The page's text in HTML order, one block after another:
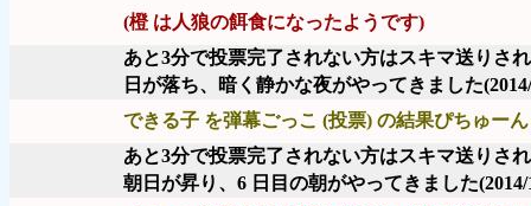
(橙 は人狼の餌食になったようです)
あと3分で投票完了されない方はスキマ送りさ
日が落ち、暗く静かな夜がやってきました
できる子 を弾幕ごっこ (投票) の結果ぴちゅー
あと3分で投票完了されない方はスキマ送りさ
朝日が昇り、6 日目の朝がやってきました